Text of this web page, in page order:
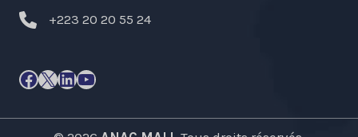
+223 20 20 55 24
Facebook
X LinkedIn
YouTube